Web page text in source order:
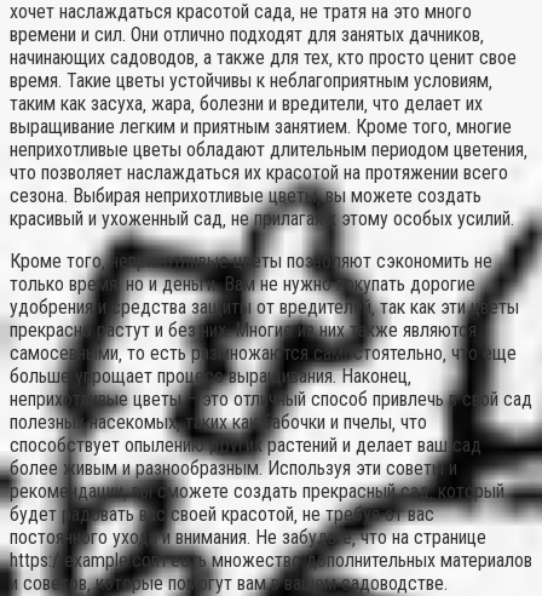
хочет наслаждаться красотой сада‚ не тратя на это много
времени и сил. Они отлично подходят для занятых дачников‚
начинающих садоводов‚ а также для тех‚ кто просто ценит свое
время. Такие цветы устойчивы к неблагоприятным условиям‚
таким как засуха‚ жара‚ болезни и вредители‚ что делает их
выращивание легким и приятным занятием. Кроме того‚ многие
неприхотливые цветы обладают длительным периодом цветения‚
что позволяет наслаждаться их красотой на протяжении всего
сезона. Выбирая неприхотливые цветы‚ вы можете создать
красивый и ухоженный сад‚ не прилагая к этому особых усилий.
Кроме того‚ неприхотливые цветы позволяют сэкономить не
только время‚ но и деньги. Вам не нужно покупать дорогие
удобрения и средства защиты от вредителей‚ так как эти цветы
прекрасно растут и без них. Многие из них также являются
самосевными‚ то есть размножаются самостоятельно‚ что еще
больше упрощает процесс выращивания. Наконец‚
неприхотливые цветы – это отличный способ привлечь в свой сад
полезных насекомых‚ таких как бабочки и пчелы‚ что
способствует опылению других растений и делает ваш сад
более живым и разнообразным. Используя эти советы и
рекомендации‚ вы сможете создать прекрасный сад‚ который
будет радовать вас своей красотой‚ не требуя от вас
постоянного ухода и внимания. Не забудьте‚ что на странице
https://example.com есть множество дополнительных материалов
и советов‚ которые помогут вам в вашем садоводстве.